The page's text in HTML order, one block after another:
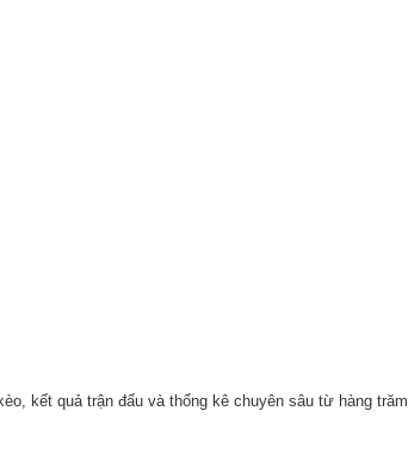
kết quả trận đấu và thống kê chuyên sâu từ hàng trăm